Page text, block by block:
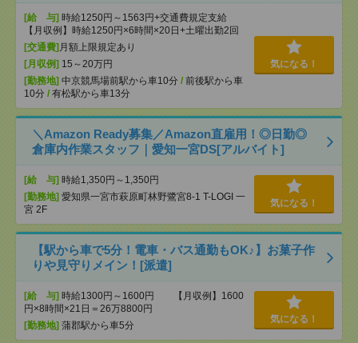
[給 与] 時給1250円～1563円+交通費規定支給
【月収例】時給1250円×6時間×20日+土曜出勤2回
[交通費] 月額上限規定あり
[月収例] 15～20万円
[勤務地] 中京競馬場前駅から車10分 / 前後駅から車
10分 / 有松駅から車13分
気になる！
＼Amazon Ready募集／Amazon直雇用！◎日勤◎
倉庫内作業スタッフ｜愛知一宮DS[アルバイト]
[給 与] 時給1,350円～1,350円
[勤務地] 愛知県一宮市萩原町林野鷺宮8-1 T-LOGI 一
宮 2F
気になる！
【駅から車で5分！電車・バス通勤もOK♪】お菓子作
りや見守りメイン！[派遣]
[給 与] 時給1300円～1600円 【月収例】1600
円×8時間×21日＝26万8800円
[勤務地] 蒲郡駅から車5分
気になる！